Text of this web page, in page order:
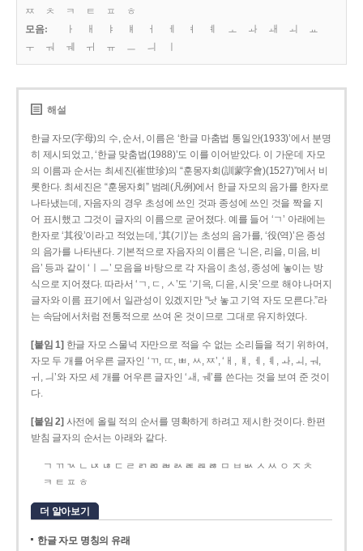
ㅉ
ㅊ ㅋ ㅌ ㅍ
ㅎ
모음:
ㅏ ㅐ ㅑ ㅒ ㅓ ㅔ ㅕ ㅖ ㅗ ㅘ ㅙ ㅚ
ㅛ
ㅜ
ㅝ ㅞ ㅟ ㅠ ㅡ ㅢ
해설
한글 자모(字母)의 수, 순서, 이름은 ‘한글 마춤법 통일안(1933)’에서 분명
히 제시되었고, ‘한글 맞춤법(1988)’도 이를 이어받았다. 이 가운데 자모
의 이름과 순서는 최세진(崔世珍)의 “훈몽자회(訓蒙字會)(1527)”에서 비
롯한다. 최세진은 “훈몽자회” 범례(凡例)에서 한글 자모의 음가를 한자로
나타냈는데, 자음자의 경우 초성에 쓰인 것과 종성에 쓰인 것을 짝을 지
어 표시했고 그것이 글자의 이름으로 굳어졌다. 예를 들어 ‘ㄱ’ 아래에는
한자로 ‘其役’이라고 적었는데, ‘其(기)’는 초성의 음가를, ‘役(역)’은 종성
의 음가를 나타낸다. 기본적으로 자음자의 이름은 ‘니은, 리을, 미음, 비
읍’ 등과 같이 ‘ㅣㅡ’ 모음을 바탕으로 각 자음이 초성, 종성에 놓이는 방
식으로 지어졌다. 따라서 ‘ㄱ, ㄷ, ㅅ’도 ‘기윽, 디읃, 시읏’으로 해야 나머지
글자와 이름 표기에서 일관성이 있겠지만 “낫 놓고 기역 자도 모른다.”라
는 속담에서처럼 전통적으로 쓰여 온 것이므로 그대로 유지하였다.
[붙임 1] 한글 자모 스물넉 자만으로 적을 수 없는 소리들을 적기 위하여,
자모 두 개를 어우른 글자인 ‘ㄲ, ㄸ, ㅃ, ㅆ, ㅉ’, ‘ㅐ, ㅒ, ㅔ, ㅖ, ㅘ, ㅚ, ㅝ,
ㅟ, ㅢ’와 자모 세 개를 어우른 글자인 ‘ㅙ, ㅞ’를 쓴다는 것을 보여 준 것이
다.
[붙임 2] 사전에 올릴 적의 순서를 명확하게 하려고 제시한 것이다. 한편
받침 글자의 순서는 아래와 같다.
ㄱ ㄲ ㄳ ㄴ ㄵ ㄶ ㄷ ㄹ ㄺ ㄻ ㄼ ㄽ ㄾ ㄿ ㅀ ㅁ ㅂ ㅄ ㅅ ㅆ ㅇ ㅈ ㅊ
ㅋ ㅌ ㅍ ㅎ
더 알아보기
한글 자모 명칭의 유래